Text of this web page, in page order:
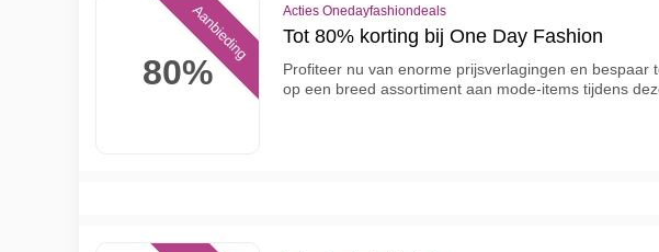
80%
Aanbieding Acties Onedayfashiondeals
Tot 80% korting bij One Day Fashion
Profiteer nu van enorme prijsverlagingen en bespaar
op een breed assortiment aan mode-items tijdens